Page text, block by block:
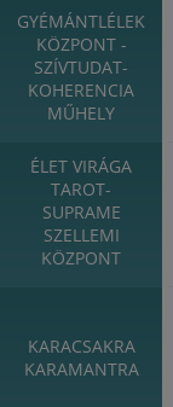
GYÉMÁNTLÉLEK
KÖZPONT -
SZÍVTUDAT-
KOHERENCIA
MŰHELY
ÉLET VIRÁGA
TAROT-
SUPRAME
SZELLEMI
KÖZPONT
KARACSAKRA
KARAMANTRA